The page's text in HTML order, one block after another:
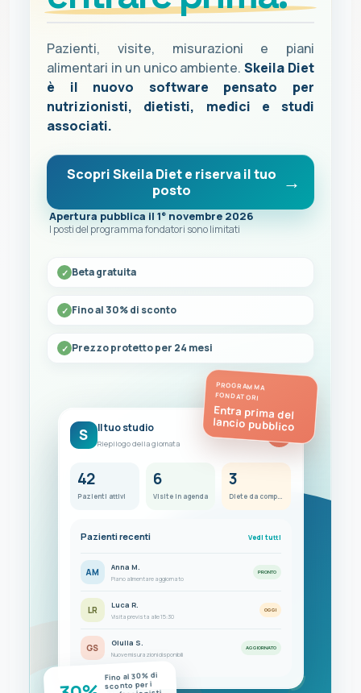
Pazienti, visite, misurazioni e piani
alimentari in un unico ambiente.Skeila Diet
è il nuovo software pensato per
nutrizionisti, dietisti, medici e studi
associati.
Scopri Skeila Diet e riserva il tuo
posto
Apertura pubblica il 1° novembre 2026
I posti del programma fondatori sono limitati
Beta gratuita
Fino al 30% di sconto
Prezzo protetto per 24 mesi
PROGRAMMA
FONDATORI
Entra prima del
lancio pubblico
S Il tuo studio
Riepilogo della giornata
FC
42
Pazienti attivi
6
Visite in agenda
3
Diete da completare
Pazienti recenti Vedi tutti
AM Anna M.
Piano alimentare aggiornato
PRONTO
LR Luca R.
Visita prevista alle 15:30
OGGI
GS Giulia S.
Nuove misurazioni disponibili
AGGIORNATO
Fino al 30% di
sconto per i